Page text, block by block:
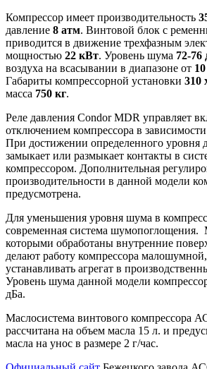
Компрессор имеет производительность
давление 8 атм. Винтовой блок с
приводится в движение трехфазным
мощностью 22 кВт. Уровень шума 72-76
воздуха на всасывании в диапазоне от
Габариты компрессорной установки 310
масса 750 кг.
Реле давления Condor MDR управляет
отключением компрессора в
При достижении определенного уровня
замыкает или размыкает контакты в
компрессором. Дополнительная
производительности в данной модели
предусмотрена.
Для уменьшения уровня шума в
современная система шумопоглощения.
которыми обработаны внутренние
делают работу компрессора малошумной,
устанавливать агрегат в
Уровень шума данной модели
дБа.
Маслосистема винтового компрессора
рассчитана на объем масла 15 л. и
масла на унос в размере 2 г/час.